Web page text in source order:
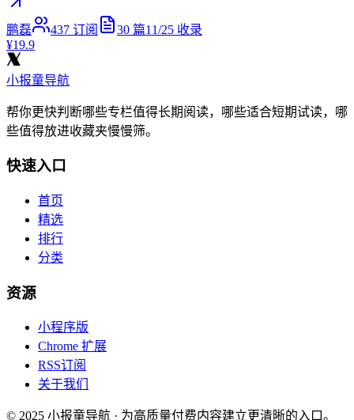
鹏磊 437 订阅 30 篇11/25 收录
¥19.9
小报童导航
帮你更快判断哪些专栏值得长期阅读，哪些适合短期试读，哪
些值得放进收藏夹慢慢筛。
快速入口
首页
精选
排行
分类
资源
小程序版
Chrome 扩展
RSS订阅
关于我们
© 2025 小报童导航 · 为高质量付费内容建立更清晰的入口。